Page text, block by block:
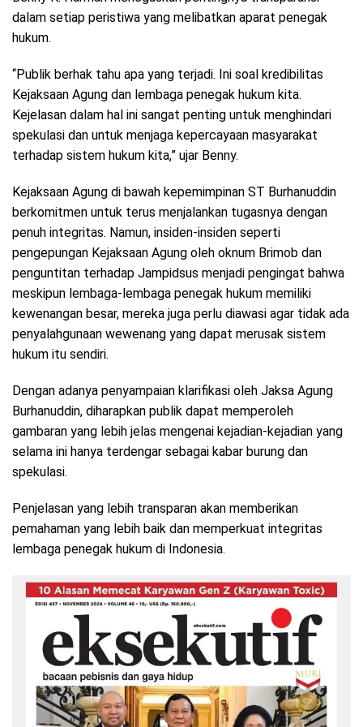
dalam setiap peristiwa yang melibatkan aparat penegak
hukum.
“Publik berhak tahu apa yang terjadi. Ini soal kredibilitas
Kejaksaan Agung dan lembaga penegak hukum kita.
Kejelasan dalam hal ini sangat penting untuk menghindari
spekulasi dan untuk menjaga kepercayaan masyarakat
terhadap sistem hukum kita,” ujar Benny.
Kejaksaan Agung di bawah kepemimpinan ST Burhanuddin
berkomitmen untuk terus menjalankan tugasnya dengan
penuh integritas. Namun, insiden-insiden seperti
pengepungan Kejaksaan Agung oleh oknum Brimob dan
penguntitan terhadap Jampidsus menjadi pengingat bahwa
meskipun lembaga-lembaga penegak hukum memiliki
kewenangan besar, mereka juga perlu diawasi agar tidak ada
penyalahgunaan wewenang yang dapat merusak sistem
hukum itu sendiri.
Dengan adanya penyampaian klarifikasi oleh Jaksa Agung
Burhanuddin, diharapkan publik dapat memperoleh
gambaran yang lebih jelas mengenai kejadian-kejadian yang
selama ini hanya terdengar sebagai kabar burung dan
spekulasi.
Penjelasan yang lebih transparan akan memberikan
pemahaman yang lebih baik dan memperkuat integritas
lembaga penegak hukum di Indonesia.